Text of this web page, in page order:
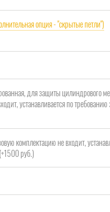
опция - "скрытые петли")
для защиты цилиндрового
устанавливается по
комплектацию не входит,
руб.)